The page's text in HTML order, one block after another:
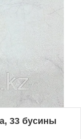
33 бусины